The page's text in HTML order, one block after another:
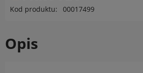
Kod produktu: 00017499
Opis